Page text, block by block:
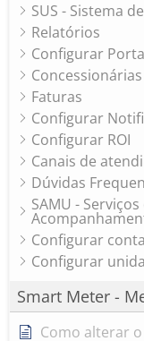
SUS - Sistema
Relatórios
Configurar
Faturas
Configurar
Configurar ROI
Canais de
Dúvidas
SAMU -
Configurar
Configurar
Smart Meter -
Como alterar